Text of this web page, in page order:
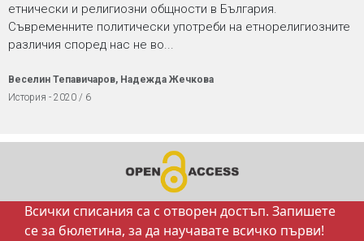
етнически и религиозни общности в България.
Съвременните политически употреби на етнорелигиозните
различия според нас не во...
Веселин Тепавичаров, Надежда Жечкова
История - 2020 / 6
Всички списания са с отворен достъп. Запишете
се за бюлетина, за да научавате всичко първи!